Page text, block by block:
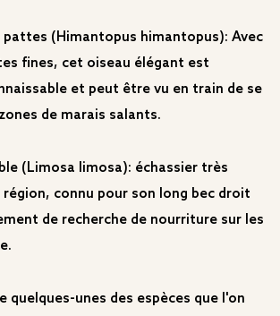
pattes (Himantopus himantopus): Avec
fines, cet oiseau élégant est
et peut être vu en train de se
de marais salants.
(Limosa limosa): échassier très
région, connu pour son long bec droit
de recherche de nourriture sur les
quelques-unes des espèces que l'on